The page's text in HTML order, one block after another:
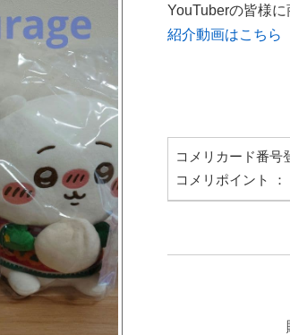
YouTuberの皆様
紹介動画はこちら
コメリカード番号
コメリポイント ：